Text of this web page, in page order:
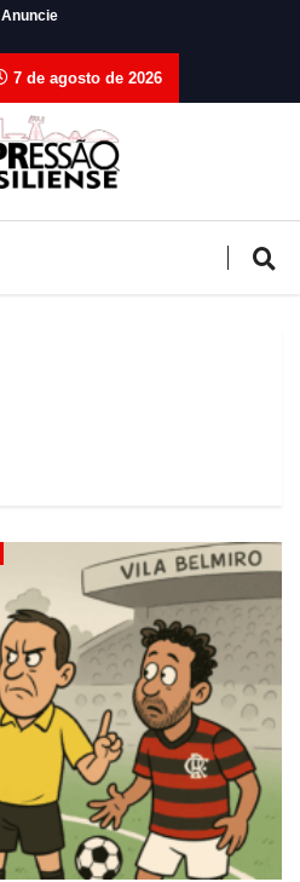
Anuncie
7 de agosto de 2026